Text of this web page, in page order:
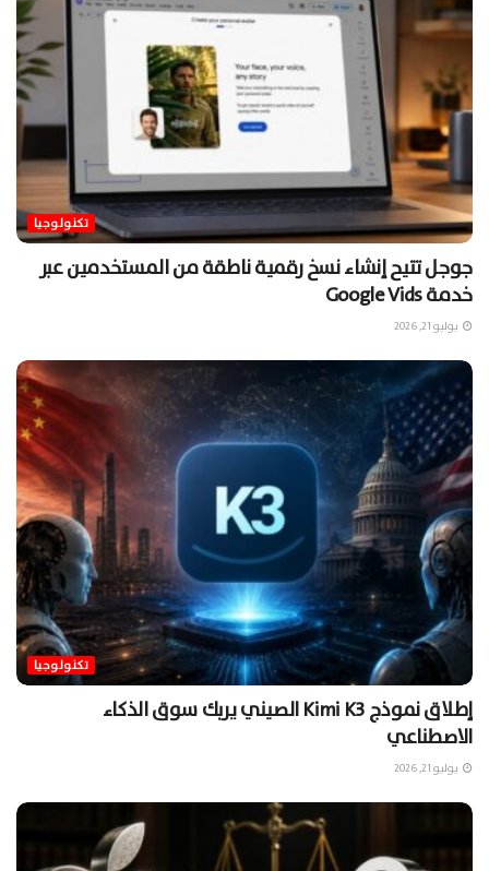
تكنولوجيا
جوجل تتيح إنشاء نسخ رقمية ناطقة من المستخدمين عبر
خدمة Google Vids
يوليو 21, 2026
تكنولوجيا
إطلاق نموذج Kimi K3 الصيني يربك سوق الذكاء
الاصطناعي
يوليو 21, 2026